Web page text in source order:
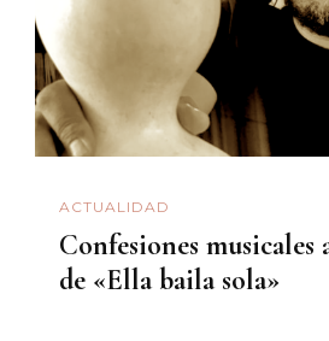
ACTUALIDAD
Confesiones
de «Ella baila sola»